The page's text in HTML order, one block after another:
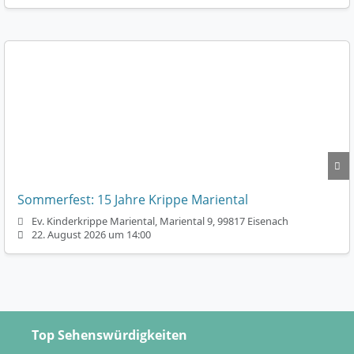
Sommerfest: 15 Jahre Krippe Mariental
Ev. Kinderkrippe Mariental, Mariental 9, 99817 Eisenach
22. August 2026 um 14:00
Top Sehenswürdigkeiten